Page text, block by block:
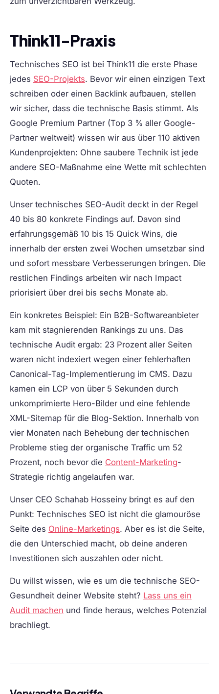
Think11-Praxis
Technisches SEO ist bei Think11 die erste Phase
jedes SEO-Projekts. Bevor wir einen einzigen Text
schreiben oder einen Backlink aufbauen, stellen
wir sicher, dass die technische Basis stimmt. Als
Google Premium Partner (Top 3 % aller Google-
Partner weltweit) wissen wir aus über 110 aktiven
Kundenprojekten: Ohne saubere Technik ist jede
andere SEO-Maßnahme eine Wette mit schlechten
Quoten.
Unser technisches SEO-Audit deckt in der Regel
40 bis 80 konkrete Findings auf. Davon sind
erfahrungsgemäß 10 bis 15 Quick Wins, die
innerhalb der ersten zwei Wochen umsetzbar sind
und sofort messbare Verbesserungen bringen. Die
restlichen Findings arbeiten wir nach Impact
priorisiert über drei bis sechs Monate ab.
Ein konkretes Beispiel: Ein B2B-Softwareanbieter
kam mit stagnierenden Rankings zu uns. Das
technische Audit ergab: 23 Prozent aller Seiten
waren nicht indexiert wegen einer fehlerhaften
Canonical-Tag-Implementierung im CMS. Dazu
kamen ein LCP von über 5 Sekunden durch
unkomprimierte Hero-Bilder und eine fehlende
XML-Sitemap für die Blog-Sektion. Innerhalb von
vier Monaten nach Behebung der technischen
Probleme stieg der organische Traffic um 52
Prozent, noch bevor die Content-Marketing-
Strategie richtig angelaufen war.
Unser CEO Schahab Hosseiny bringt es auf den
Punkt: Technisches SEO ist nicht die glamouröse
Seite des Online-Marketings. Aber es ist die Seite,
die den Unterschied macht, ob deine anderen
Investitionen sich auszahlen oder nicht.
Du willst wissen, wie es um die technische SEO-
Gesundheit deiner Website steht? Lass uns ein
Audit machen und finde heraus, welches Potenzial
brachliegt.